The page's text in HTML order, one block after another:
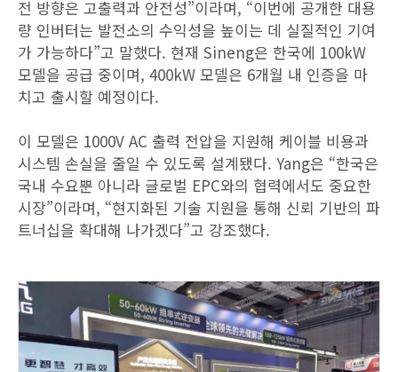
전 방향은 고출력과 안전성”이라며, “이번에 공개한 대용
량 인버터는 발전소의 수익성을 높이는 데 실질적인 기여
가 가능하다”고 말했다. 현재 Sineng은 한국에 100kW
모델을 공급 중이며, 400kW 모델은 6개월 내 인증을 마
치고 출시할 예정이다.
이 모델은 1000V AC 출력 전압을 지원해 케이블 비용과
시스템 손실을 줄일 수 있도록 설계됐다. Yang은 “한국은
국내 수요뿐 아니라 글로벌 EPC와의 협력에서도 중요한
시장”이라며, “현지화된 기술 지원을 통해 신뢰 기반의 파
트너십을 확대해 나가겠다”고 강조했다.